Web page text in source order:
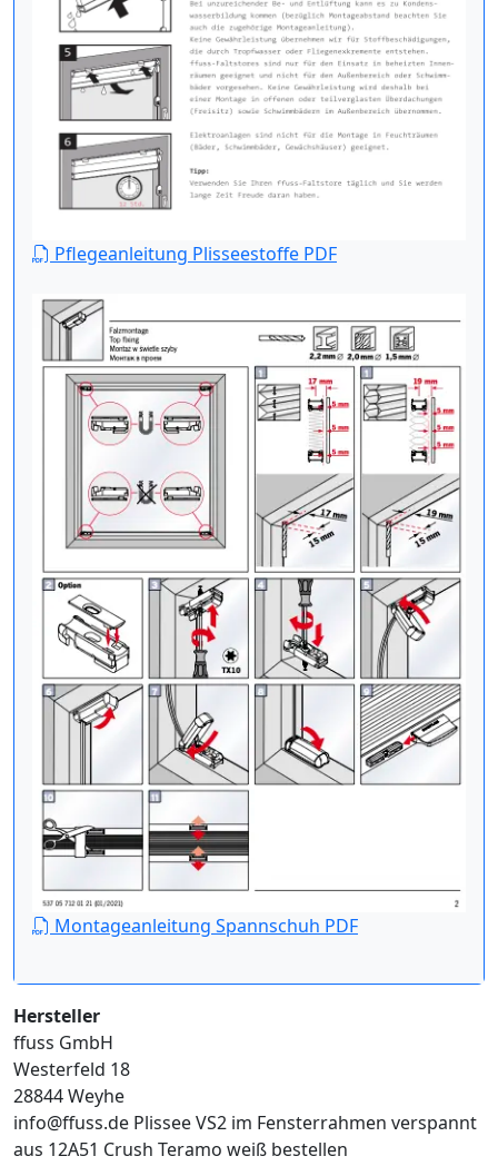
Pflegeanleitung Plisseestoffe PDF
Montageanleitung Spannschuh PDF
Hersteller
ffuss GmbH
Westerfeld 18
28844 Weyhe
info@ffuss.de Plissee VS2 im Fensterrahmen verspannt
aus 12A51 Crush Teramo weiß bestellen